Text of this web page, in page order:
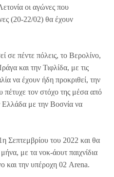
οι αγώνες που
(20-22/02) θα έχουν
σε πέντε πόλεις, το Βερολίνο,
και την Τιφλίδα, με τις
να έχουν ήδη προκριθεί, την
πέτυχε τον στόχο της μέσα από
Ελλάδα με την Βοσνία να
Σεπτεμβρίου του 2022 και θα
με τα νοκ-άουτ παιχνίδια
και την υπέροχη 02 Arena.